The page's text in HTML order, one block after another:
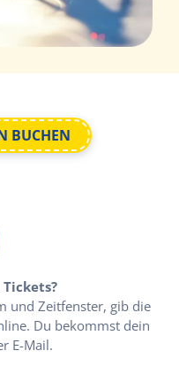
BUCHEN
und Zeitfenster, gib die
Du bekommst dein
E-Mail.